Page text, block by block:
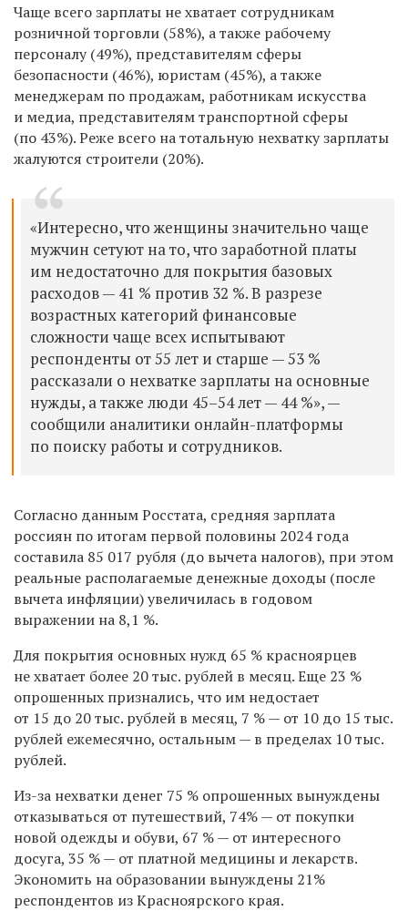
Чаще всего зарплаты не хватает сотрудникам
розничной торговли (58%), а также рабочему
персоналу (49%), представителям сферы
безопасности (46%), юристам (45%), а также
менеджерам по продажам, работникам искусства
и медиа, представителям транспортной сферы
(по 43%). Реже всего на тотальную нехватку зарплаты
жалуются строители (20%).
«Интересно, что женщины значительно чаще
мужчин сетуют на то, что заработной платы
им недостаточно для покрытия базовых
расходов — 41 % против 32 %. В разрезе
возрастных категорий финансовые
сложности чаще всех испытывают
респонденты от 55 лет и старше — 53 %
рассказали о нехватке зарплаты на основные
нужды, а также люди 45–54 лет — 44 %», —
сообщили аналитики онлайн-платформы
по поиску работы и сотрудников.
Согласно данным Росстата, средняя зарплата
россиян по итогам первой половины 2024 года
составила 85 017 рубля (до вычета налогов), при этом
реальные располагаемые денежные доходы (после
вычета инфляции) увеличилась в годовом
выражении на 8,1 %.
Для покрытия основных нужд 65 % красноярцев
не хватает более 20 тыс. рублей в месяц. Еще 23 %
опрошенных признались, что им недостает
от 15 до 20 тыс. рублей в месяц, 7 % — от 10 до 15 тыс.
рублей ежемесячно, остальным — в пределах 10 тыс.
рублей.
Из-за нехватки денег 75 % опрошенных вынуждены
отказываться от путешествий, 74% — от покупки
новой одежды и обуви, 67 % — от интересного
досуга, 35 % — от платной медицины и лекарств.
Экономить на образовании вынуждены 21%
респондентов из Красноярского края.